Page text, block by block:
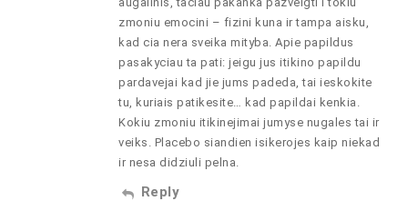
zmoniu emocini – fizini kuna ir tampa aisku,
kad cia nera sveika mityba. Apie papildus
pasakyciau ta pati: jeigu jus itikino papildu
pardavejai kad jie jums padeda, tai ieskokite
tu, kuriais patikesite… kad papildai kenkia.
Kokiu zmoniu itikinejimai jumyse nugales tai ir
veiks. Placebo siandien isikerojes kaip niekad
ir nesa didziuli pelna.
Reply